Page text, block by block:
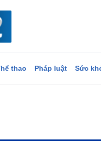
thao Pháp luật Sức